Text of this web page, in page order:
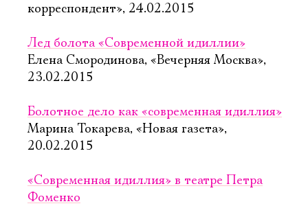
корреспондент», 24.02.2015
Лед болота «Современной идиллии»
Елена Смородинова, «Вечерняя Москва»,
23.02.2015
Болотное дело как «современная идиллия»
Марина Токарева, «Новая газета»,
20.02.2015
«Современная идиллия» в театре Петра
Фоменко